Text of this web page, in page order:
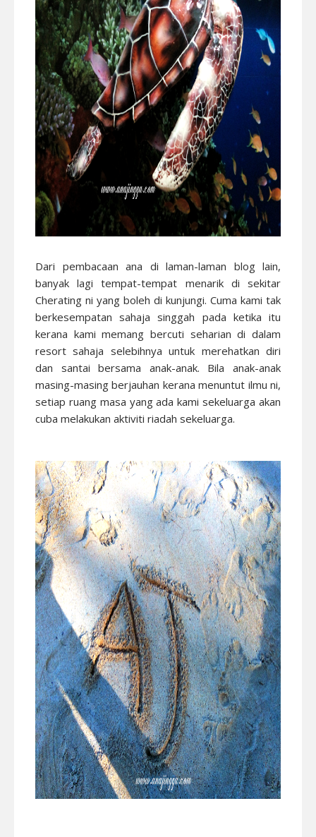
Dari pembacaan ana di laman-laman blog lain,
banyak lagi tempat-tempat menarik di sekitar
Cherating ni yang boleh di kunjungi. Cuma kami tak
berkesempatan sahaja singgah pada ketika itu
kerana kami memang bercuti seharian di dalam
resort sahaja selebihnya untuk merehatkan diri
dan santai bersama anak-anak. Bila anak-anak
masing-masing berjauhan kerana menuntut ilmu ni,
setiap ruang masa yang ada kami sekeluarga akan
cuba melakukan aktiviti riadah sekeluarga.